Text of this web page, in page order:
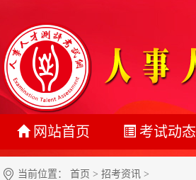
网站首页 考试动态
最新动态
当前位置： 首页 > 招考资讯 >